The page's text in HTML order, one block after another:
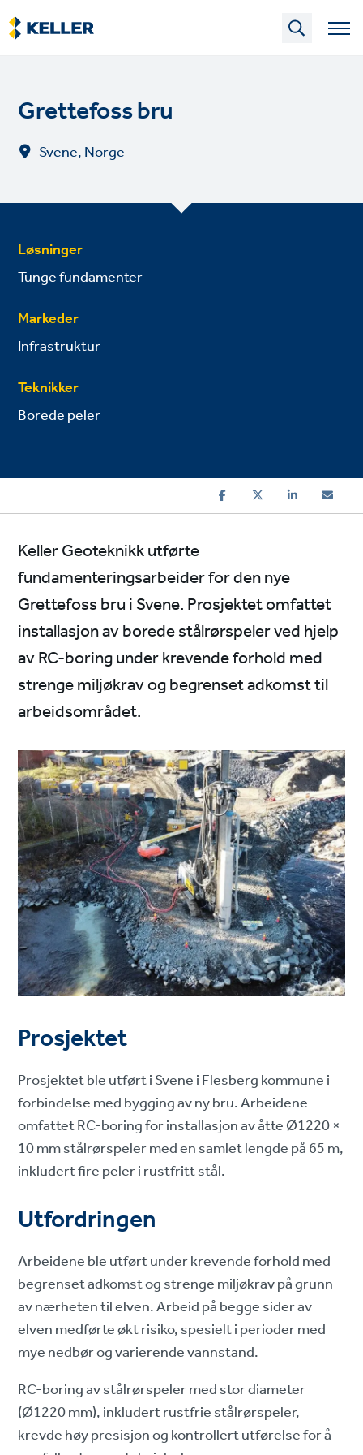
Skip
to
main
Grettefoss bru
Svene, Norge
Løsninger
Tunge fundamenter
Markeder
Infrastruktur
Teknikker
Borede peler
Keller Geoteknikk utførte
fundamenteringsarbeider for den nye
Grettefoss bru i Svene. Prosjektet omfattet
installasjon av borede stålrørspeler ved hjelp
av RC-boring under krevende forhold med
strenge miljøkrav og begrenset adkomst til
arbeidsområdet.
Prosjektet
Prosjektet ble utført i Svene i Flesberg kommune i
forbindelse med bygging av ny bru. Arbeidene
omfattet RC-boring for installasjon av åtte Ø1220 ×
10 mm stålrørspeler med en samlet lengde på 65 m,
inkludert fire peler i rustfritt stål.
Utfordringen
Arbeidene ble utført under krevende forhold med
begrenset adkomst og strenge miljøkrav på grunn
av nærheten til elven. Arbeid på begge sider av
elven medførte økt risiko, spesielt i perioder med
mye nedbør og varierende vannstand.
RC-boring av stålrørspeler med stor diameter
(Ø1220 mm), inkludert rustfrie stålrørspeler,
krevde høy presisjon og kontrollert utførelse for å